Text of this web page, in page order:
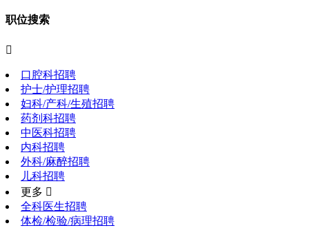
职位搜索

口腔科招聘
护士/护理招聘
妇科/产科/生殖招聘
药剂科招聘
中医科招聘
内科招聘
外科/麻醉招聘
儿科招聘
更多 
全科医生招聘
体检/检验/病理招聘